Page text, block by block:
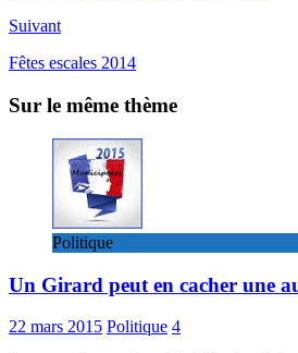
Suivant
Fêtes escales 2014
Sur le même thème
Politique
Un Girard peut en cacher une
22 mars 2015 Politique 4